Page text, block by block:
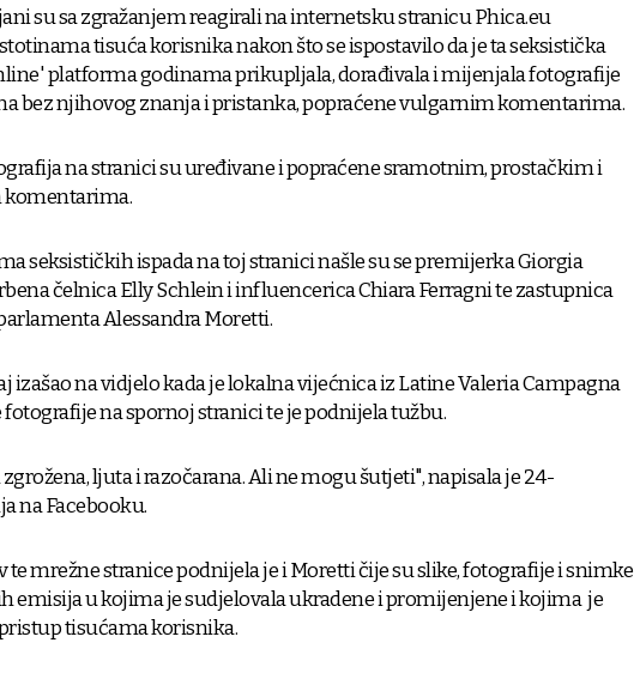
su sa zgražanjem reagirali na internetsku stranicu Phica.eu
tisuća korisnika nakon što se ispostavilo da je ta seksistička
platforma godinama prikupljala, dorađivala i mijenjala fotografije
bez njihovog znanja i pristanka, popraćene vulgarnim komentarima.
na stranici su uređivane i popraćene sramotnim, prostačkim i
seksističkih ispada na toj stranici našle su se premijerka Giorgia
čelnica Elly Schlein i influencerica Chiara Ferragni te zastupnica
Alessandra Moretti.
izašao na vidjelo kada je lokalna vijećnica iz Latine Valeria Campagna
na spornoj stranici te je podnijela tužbu.
ljuta i razočarana. Ali ne mogu šutjeti", napisala je 24-
na Facebooku.
te mrežne stranice podnijela je i Moretti čije su slike, fotografije i snimke
emisija u kojima je sudjelovala ukradene i promijenjene i kojima je
tisućama korisnika.